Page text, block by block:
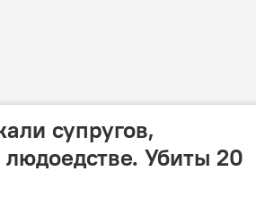
супругов,
Убиты 20